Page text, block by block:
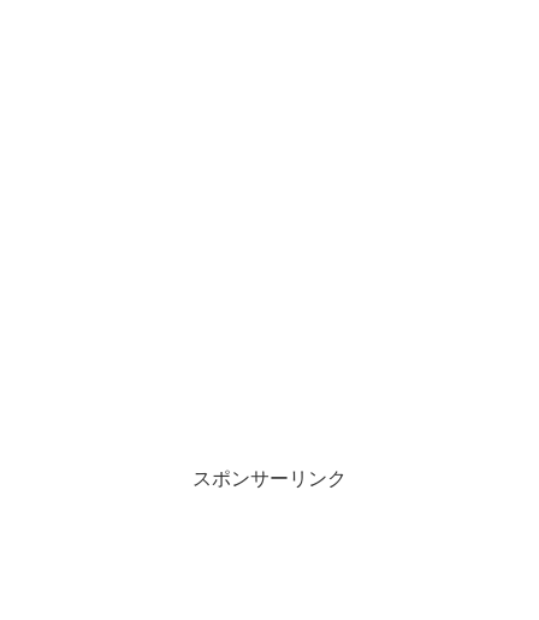
スポンサーリンク